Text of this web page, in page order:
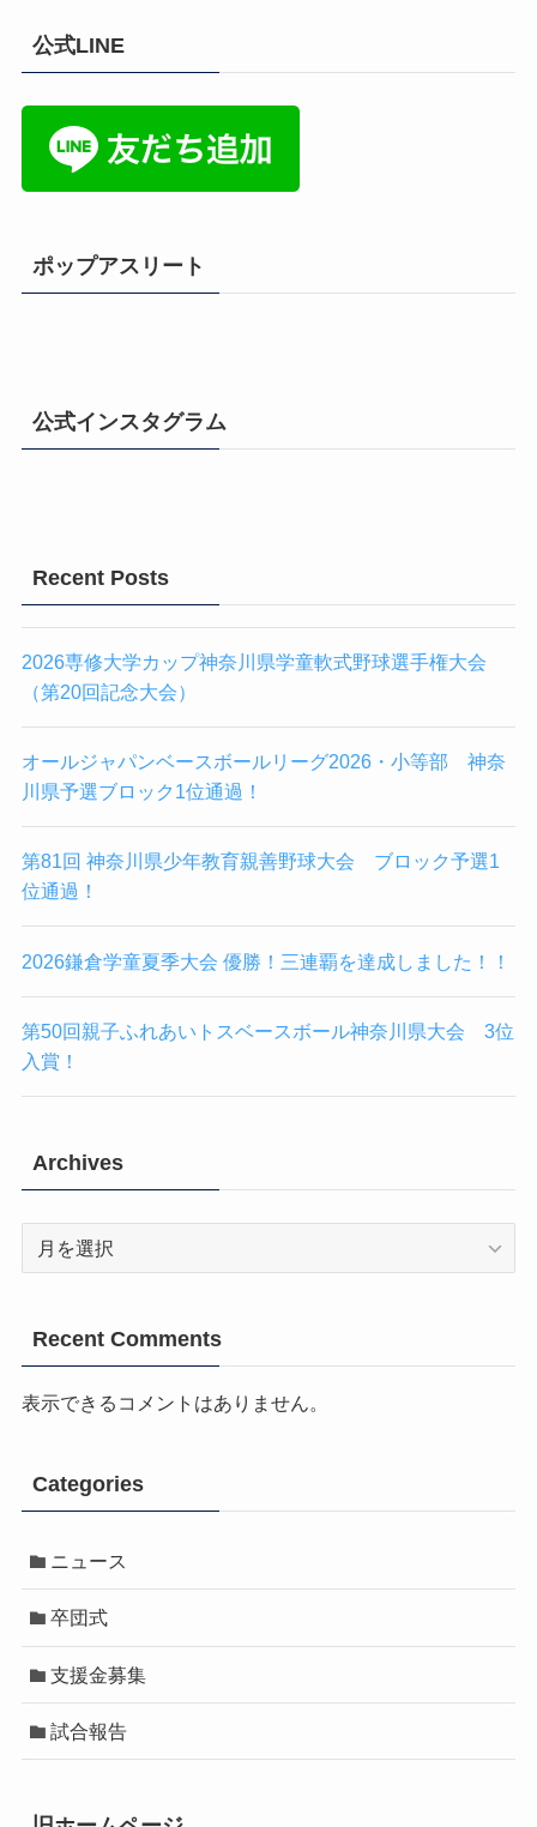
公式LINE
ポップアスリート
公式インスタグラム
Recent Posts
2026専修大学カップ神奈川県学童軟式野球選手権大会
（第20回記念大会）
オールジャパンベースボールリーグ2026・小等部 神奈
川県予選ブロック1位通過！
第81回 神奈川県少年教育親善野球大会 ブロック予選1
位通過！
2026鎌倉学童夏季大会 優勝！三連覇を達成しました！！
第50回親子ふれあいトスベースボール神奈川県大会 3位
入賞！
Archives
Archives
Recent Comments
表示できるコメントはありません。
Categories
ニュース
卒団式
支援金募集
試合報告